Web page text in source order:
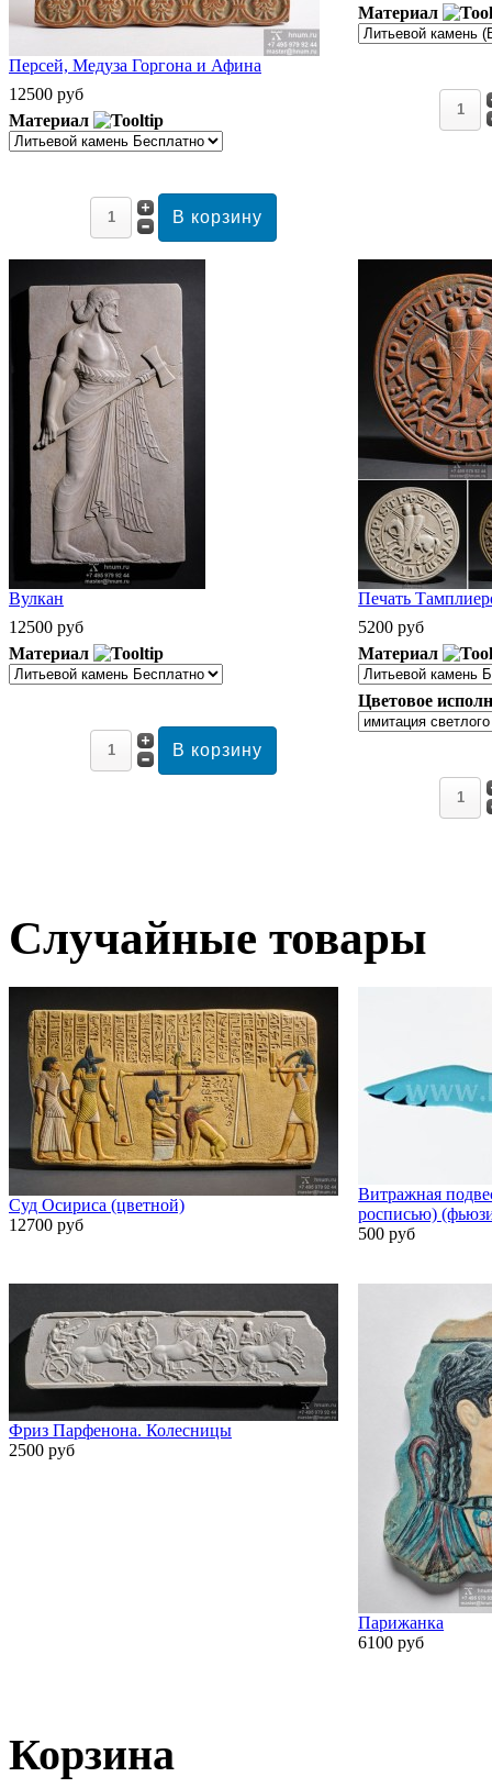
Персей, Медуза Горгона и Афина
12500 руб
Материал
Материал
Вулкан
12500 руб
Материал
Печать
5200 руб
Материал
Цветовое
Случайные товары
Суд Осириса (цветной)
12700 руб
Витражная
росписью)
500 руб
Фриз Парфенона. Колесницы
2500 руб
Парижанка
6100 руб
Корзина